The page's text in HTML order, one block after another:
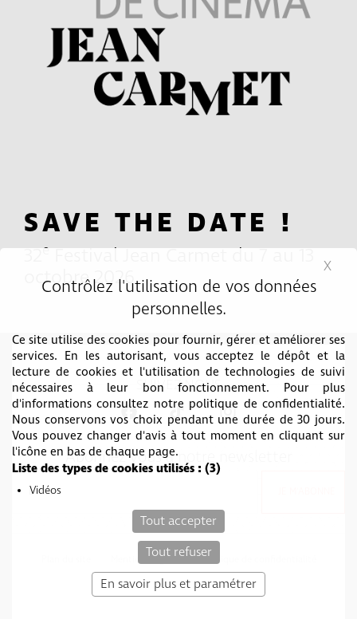
Contrôlez l'utilisation de vos données
personnelles.
Ce site utilise des cookies pour fournir, gérer et améliorer ses
services. En les autorisant, vous acceptez le dépôt et la
lecture de cookies et l'utilisation de technologies de suivi
nécessaires à leur bon fonctionnement. Pour plus
d'informations consultez notre politique de confidentialité.
Nous conservons vos choix pendant une durée de 30 jours.
Vous pouvez changer d'avis à tout moment en cliquant sur
l'icône en bas de chaque page.
Liste des types de cookies utilisés : (3)
Vidéos
Tout accepter
Tout refuser
En savoir plus et paramétrer
X
SAVE THE DATE !
32eFestival Jean Carmet du 7 au 13
octobre 2026
SUIVEZ-NOUS
Abonnez vous à notre newsletter
Mentions légales
Politique de confidentialité
c-toucom web